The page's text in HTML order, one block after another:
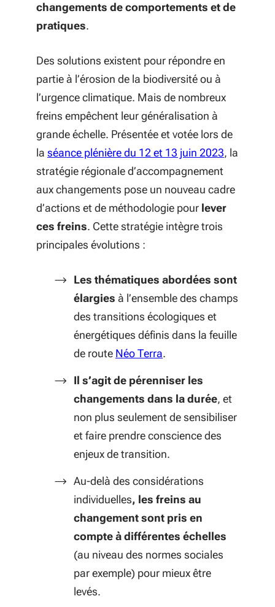
changements de comportements et de
pratiques.
Des solutions existent pour répondre en
partie à l’érosion de la biodiversité ou à
l’urgence climatique. Mais de nombreux
freins empêchent leur généralisation à
grande échelle. Présentée et votée lors de
la séance plénière du 12 et 13 juin 2023, la
stratégie régionale d’accompagnement
aux changements pose un nouveau cadre
d’actions et de méthodologie pour lever
ces freins. Cette stratégie intègre trois
principales évolutions :
Les thématiques abordées sont
élargies à l’ensemble des champs
des transitions écologiques et
énergétiques définis dans la feuille
de route Néo Terra.
Il s’agit de pérenniser les
changements dans la durée, et
non plus seulement de sensibiliser
et faire prendre conscience des
enjeux de transition.
Au-delà des considérations
individuelles, les freins au
changementsont pris en
compte à différentes échelles
(au niveau des normes sociales
par exemple) pour mieux être
levés.